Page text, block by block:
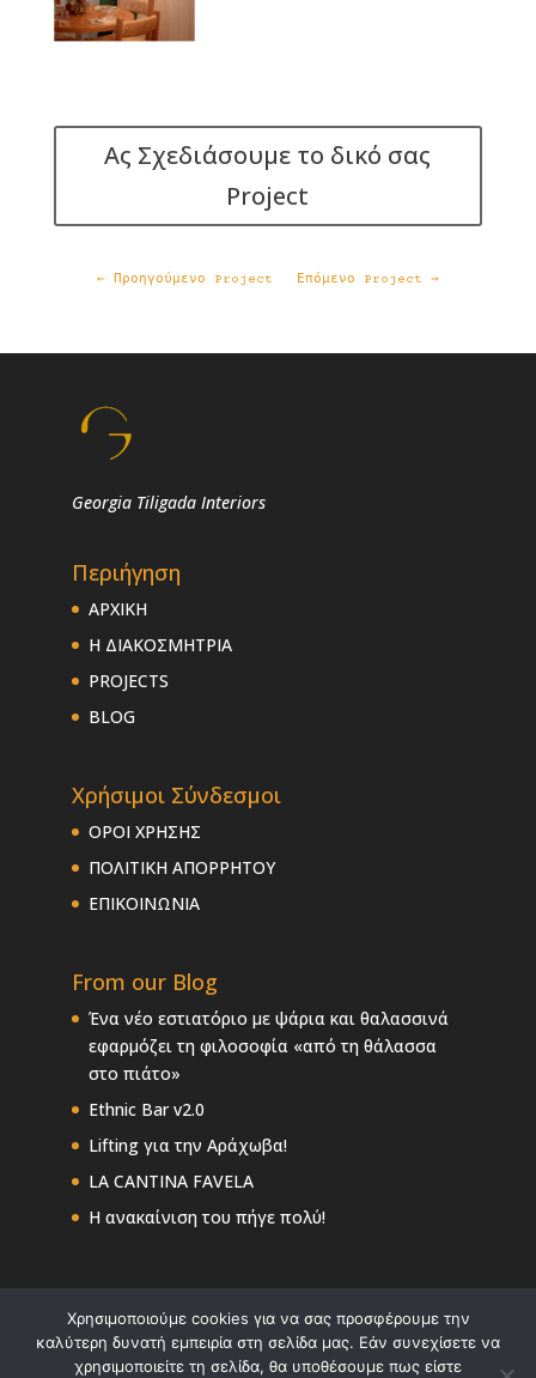
Ας Σχεδιάσουμε το δικό σας
Project
← Προηγούμενο Project Επόμενο Project →
Georgia Tiligada Interiors
Περιήγηση
ΑΡΧΙΚΗ
Η ΔΙΑΚΟΣΜΗΤΡΙΑ
PROJECTS
BLOG
Χρήσιμοι Σύνδεσμοι
ΟΡΟΙ ΧΡΗΣΗΣ
ΠΟΛΙΤΙΚΗ ΑΠΟΡΡΗΤΟΥ
ΕΠΙΚΟΙΝΩΝΙΑ
From our Blog
Ένα νέο εστιατόριο με ψάρια και θαλασσινά
εφαρμόζει τη φιλοσοφία «από τη θάλασσα
στο πιάτο»
Ethnic Bar v2.0
Lifting για την Αράχωβα!
LA CANTINA FAVELA
Η ανακαίνιση του πήγε πολύ!
Χρησιμοποιούμε cookies για να σας προσφέρουμε την
καλύτερη δυνατή εμπειρία στη σελίδα μας. Εάν συνεχίσετε να
χρησιμοποιείτε τη σελίδα, θα υποθέσουμε πως είστε